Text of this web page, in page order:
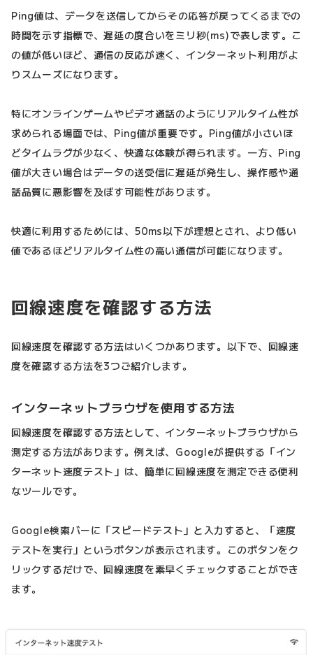
Ping値は、データを送信してからその応答が戻ってくるまでの
時間を示す指標で、遅延の度合いをミリ秒(ms)で表します。こ
の値が低いほど、通信の反応が速く、インターネット利用がよ
りスムーズになります。
特にオンラインゲームやビデオ通話のようにリアルタイム性が
求められる場面では、Ping値が重要です。Ping値が小さいほ
どタイムラグが少なく、快適な体験が得られます。一方、Ping
値が大きい場合はデータの送受信に遅延が発生し、操作感や通
話品質に悪影響を及ぼす可能性があります。
快適に利用するためには、50ms以下が理想とされ、より低い
値であるほどリアルタイム性の高い通信が可能になります。
回線速度を確認する方法
回線速度を確認する方法はいくつかあります。以下で、回線速
度を確認する方法を3つご紹介します。
インターネットブラウザを使用する方法
回線速度を確認する方法として、インターネットブラウザから
測定する方法があります。例えば、Googleが提供する「イン
ターネット速度テスト」は、簡単に回線速度を測定できる便利
なツールです。
Google検索バーに「スピードテスト」と入力すると、「速度
テストを実行」というボタンが表示されます。このボタンをク
リックするだけで、回線速度を素早くチェックすることができ
ます。